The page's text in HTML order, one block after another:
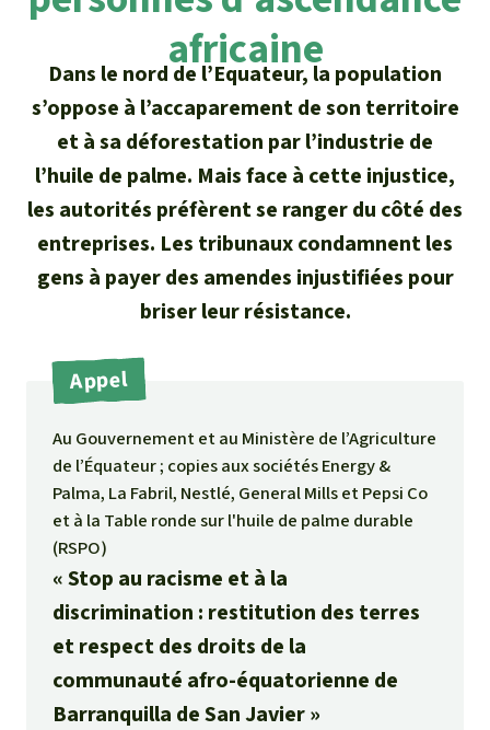
Les aires protégées
La forêt tropicale
Le bois tropical
Les biocarburants
L’aluminium
L'or
L'accaparement des terres
Le braconnage
Les barrages
Le ciment et le béton
Transparence
Questions fréquentes
Rapports annuels
Médias
Deutsch
English
Español
Italiano
Indonesia
Protection des forêts tropicales
Soutien aux activistes
Asie du Sud-Est
Amérique latine
africaine
Dans le nord de l’Equateur, la population
s’oppose à l’accaparement de son territoire
et à sa déforestation par l’industrie de
l’huile de palme. Mais face à cette injustice,
les autorités préfèrent se ranger du côté des
entreprises. Les tribunaux condamnent les
gens à payer des amendes injustifiées pour
briser leur résistance.
Appel
Au Gouvernement et au Ministère de l’Agriculture
de l’Équateur ; copies aux sociétés Energy &
Palma, La Fabril, Nestlé, General Mills et Pepsi Co
et à la Table ronde sur l'huile de palme durable
(RSPO)
« Stop au racisme et à la
discrimination : restitution des terres
et respect des droits de la
communauté afro-équatorienne de
Barranquilla de San Javier »